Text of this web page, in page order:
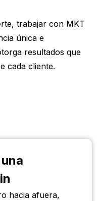
trabajar con MKT
única e
resultados que
cada cliente.
hacia afuera,